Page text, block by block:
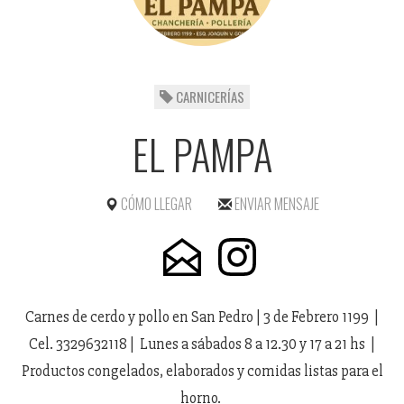
CARNICERÍAS
EL PAMPA
CÓMO LLEGAR ENVIAR MENSAJE
Carnes de cerdo y pollo en San Pedro | 3 de Febrero 1199 |
Cel. 3329632118 | Lunes a sábados 8 a 12.30 y 17 a 21 hs |
Productos congelados, elaborados y comidas listas para el
horno.